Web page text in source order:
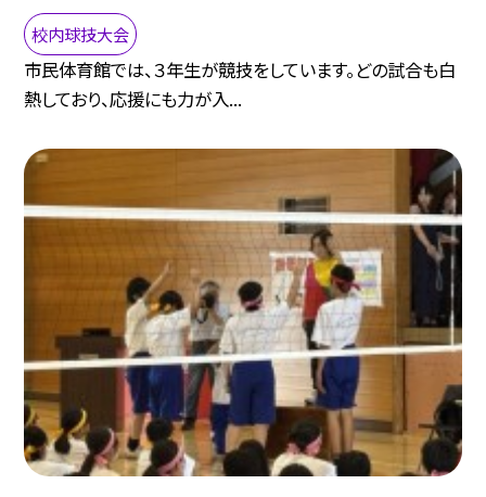
校内球技大会
市民体育館では、３年生が競技をしています。どの試合も白
熱しており、応援にも力が入...